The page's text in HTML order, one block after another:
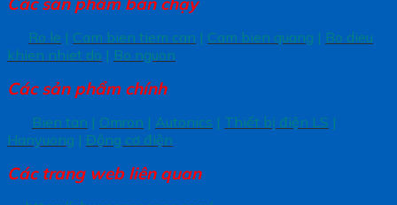
Ro le | Cam bien tiem can | Cam bien quang | Bo dieu
khien nhiet do | Bo nguon
Các sản phẩm chính
Bien tan | Omron | Autonics | Thiết bị điện LS |
Hanyuong | Động cơ điện
Các trang web liên quan